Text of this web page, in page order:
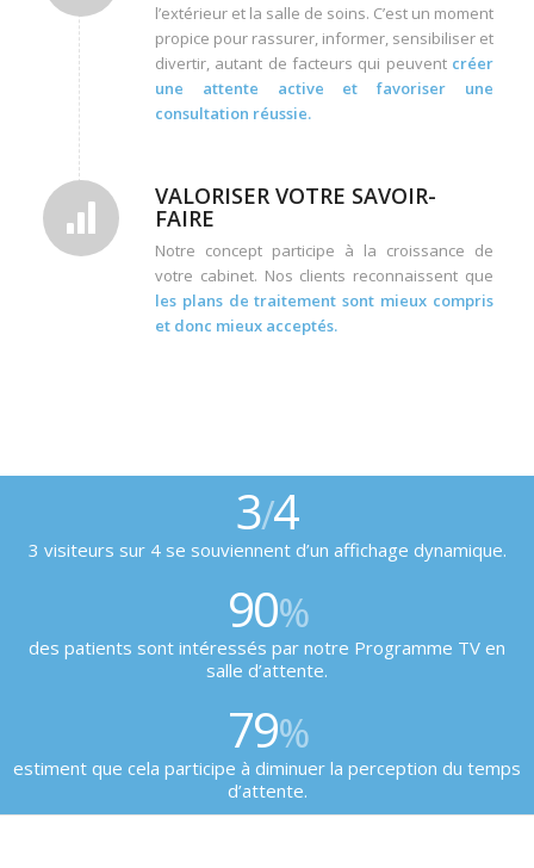
l’extérieur et la salle de soins. C’est un moment
propice pour rassurer, informer, sensibiliser et
divertir, autant de facteurs qui peuvent créer
une attente active et favoriser une
consultation réussie.
VALORISER VOTRE SAVOIR-
FAIRE
Notre concept participe à la croissance de
votre cabinet. Nos clients reconnaissent que
les plans de traitement sont mieux compris
et donc mieux acceptés.
3/4
3 visiteurs sur 4 se souviennent d’un affichage dynamique.
90%
des patients sont intéressés par notre Programme TV en
salle d’attente.
79%
estiment que cela participe à diminuer la perception du temps
d’attente.